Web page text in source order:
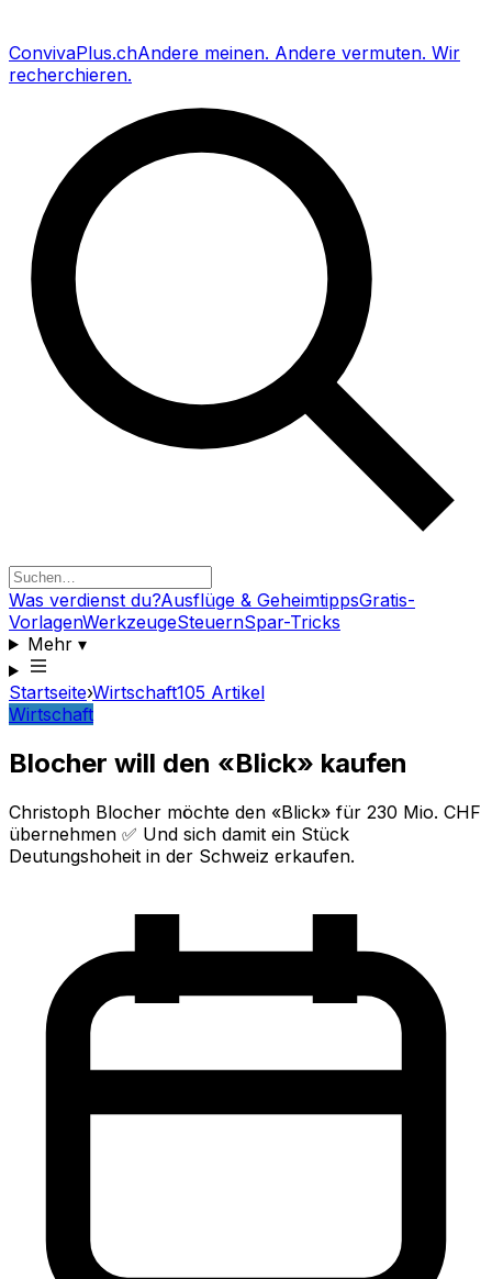
ConvivaPlus.chAndere meinen. Andere vermuten. Wir
recherchieren.
Was verdienst du?Ausflüge & GeheimtippsGratis-
VorlagenWerkzeugeSteuernSpar-Tricks
Mehr▾
Startseite›Wirtschaft105 Artikel
Wirtschaft
Blocher will den «Blick» kaufen
Christoph Blocher möchte den «Blick» für 230 Mio. CHF
übernehmen ✅ Und sich damit ein Stück
Deutungshoheit in der Schweiz erkaufen.